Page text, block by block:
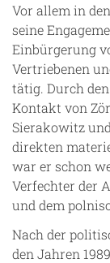
Vor allem in
seine
Einbürgerung
Vertriebenen
tätig. Durch
Kontakt von
Sierakowitz
direkten
war er schon
Verfechter der
und dem
Nach der
den Jahren